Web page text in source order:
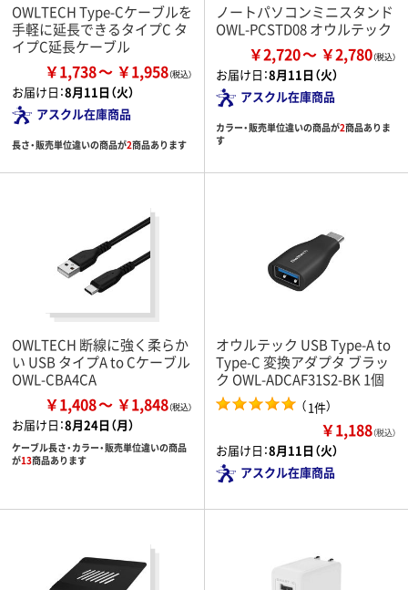
OWLTECH Type-Cケーブルを
手軽に延長できるタイプC タ
イプC延長ケーブル
￥1,738 ￥1,958
お届け日：8月11日（火）
アスクル在庫商品
長さ・販売単位違いの商品が2商品あります
ノートパソコンミニスタンド
OWL-PCSTD08 オウルテック
￥2,720 ￥2,780
お届け日：8月11日（火）
アスクル在庫商品
カラー・販売単位違いの商品が2商品ありま
す
OWLTECH 断線に強く柔らか
い USB タイプA to Cケーブル
OWL-CBA4CA
￥1,408 ￥1,848
お届け日：8月24日（月）
ケーブル長さ・カラー・販売単位違いの商品
が13商品あります
オウルテック USB Type-A to
Type-C 変換アダプタ ブラッ
ク OWL-ADCAF31S2-BK 1個
（1件）
￥1,188（税込）
お届け日：8月11日（火）
アスクル在庫商品